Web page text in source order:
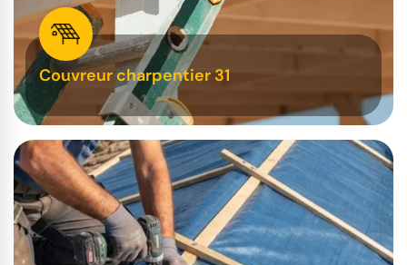
Couvreur charpentier 31